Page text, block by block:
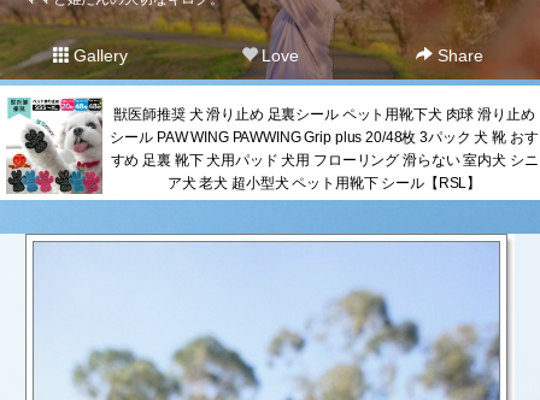
Gallery Love Share
獣医師推奨 犬 滑り止め 足裏シール ペット用靴下犬 肉球 滑り止め
シール PAW WING PAWWING Grip plus 20/48枚 3パック 犬 靴 おす
すめ 足裏 靴下 犬用パッド 犬用 フローリング 滑らない 室内犬 シニ
ア犬 老犬 超小型犬 ペット用靴下 シール【RSL】